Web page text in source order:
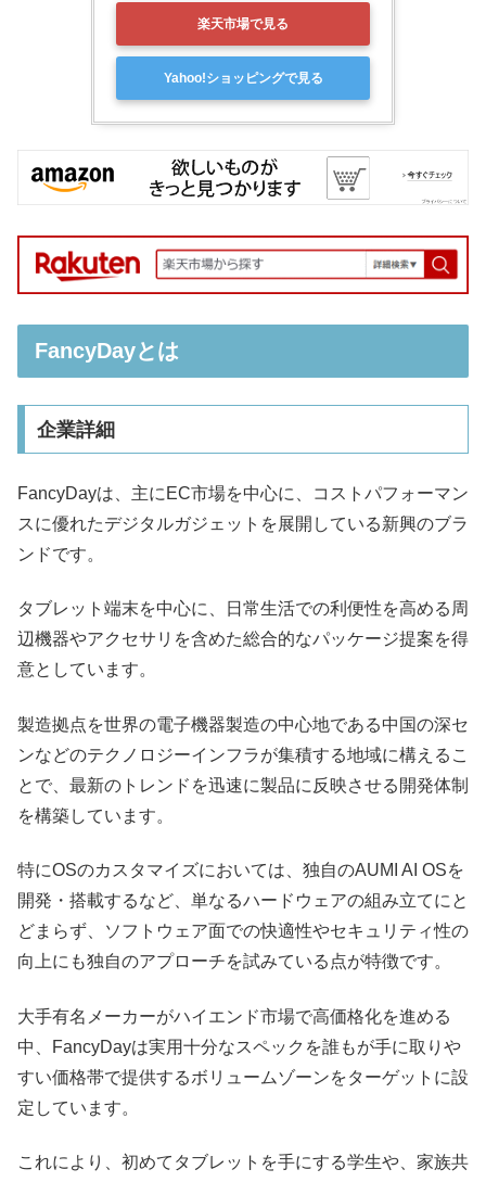
楽天市場で見る
Yahoo!ショッピングで見る
FancyDayとは
企業詳細
FancyDayは、主にEC市場を中心に、コストパフォーマン
スに優れたデジタルガジェットを展開している新興のブラ
ンドです。
タブレット端末を中心に、日常生活での利便性を高める周
辺機器やアクセサリを含めた総合的なパッケージ提案を得
意としています。
製造拠点を世界の電子機器製造の中心地である中国の深セ
ンなどのテクノロジーインフラが集積する地域に構えるこ
とで、最新のトレンドを迅速に製品に反映させる開発体制
を構築しています。
特にOSのカスタマイズにおいては、独自のAUMI AI OSを
開発・搭載するなど、単なるハードウェアの組み立てにと
どまらず、ソフトウェア面での快適性やセキュリティ性の
向上にも独自のアプローチを試みている点が特徴です。
大手有名メーカーがハイエンド市場で高価格化を進める
中、FancyDayは実用十分なスペックを誰もが手に取りや
すい価格帯で提供するボリュームゾーンをターゲットに設
定しています。
これにより、初めてタブレットを手にする学生や、家族共